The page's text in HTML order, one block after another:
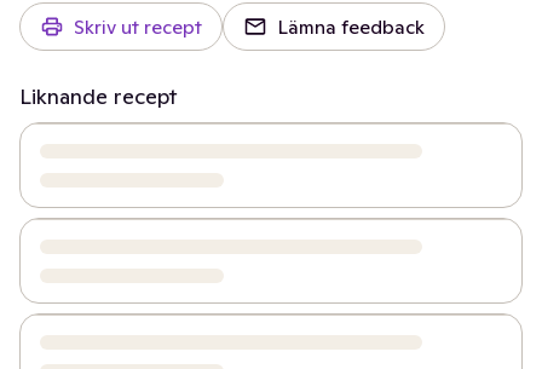
Skriv ut recept Lämna feedback
Liknande recept